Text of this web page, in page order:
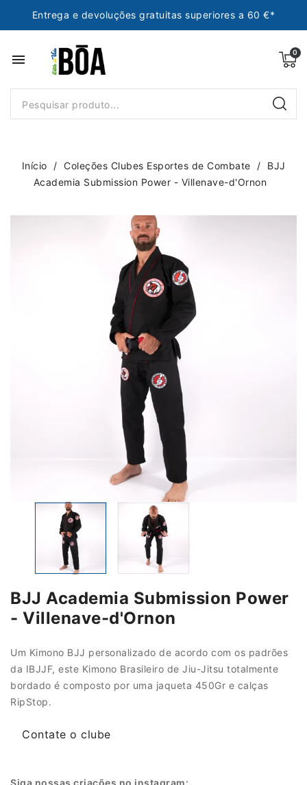
Entrega e devoluções gratuitas superiores a 60 €*
menu
Início Coleções Clubes Esportes de Combate
BJJ
Academia Submission Power - Villenave-d'Ornon
BJJ Academia Submission Power
- Villenave-d'Ornon
Um Kimono BJJ personalizado de acordo com os padrões
da IBJJF, este Kimono Brasileiro de Jiu-Jitsu totalmente
bordado é composto por uma jaqueta 450Gr e calças
RipStop.
Contate o clube
Siga nossas criações no instagram: